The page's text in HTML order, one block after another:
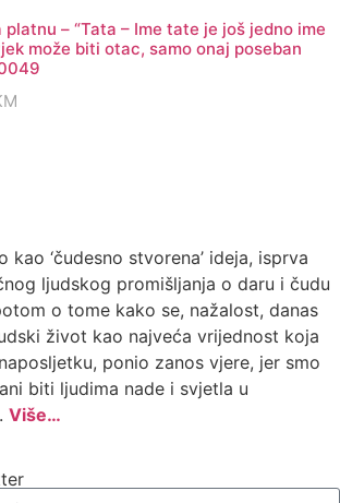
– “Tata – Ime tate je još jedno ime
može biti otac, samo onaj poseban
kao ‘čudesno stvorena’ ideja, isprva
ljudskog promišljanja o daru i čudu
o tome kako se, nažalost, danas
život kao najveća vrijednost koja
ponio zanos vjere, jer smo
biti ljudima nade i svjetla u
Više…